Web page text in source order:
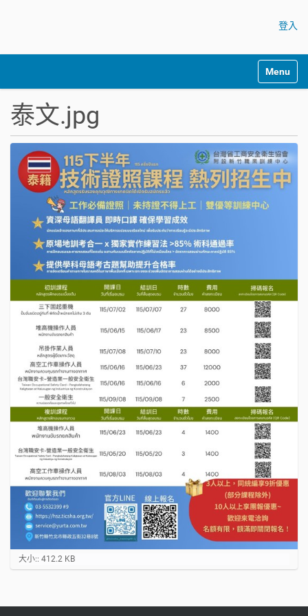
登入
Toggle
泰文.jpg
點
選
示
大小:: 412.2 KB